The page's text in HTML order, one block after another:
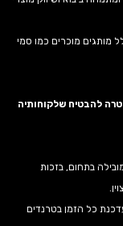
מותגים מוכרים כמו סמי
להבטיח שלקוחותיה
בתחום, בזכות
כל הזמן בטרנדים